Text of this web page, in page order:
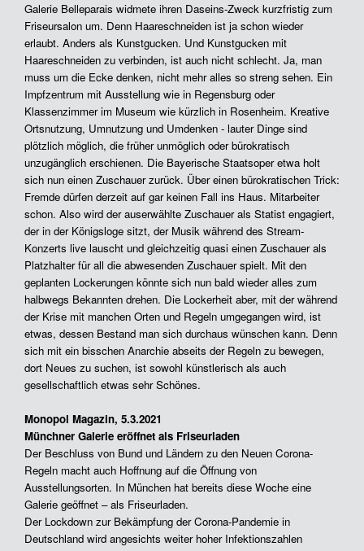
Galerie Belleparais widmete ihren Daseins-Zweck kurzfristig zum
Friseursalon um. Denn Haareschneiden ist ja schon wieder
erlaubt. Anders als Kunstgucken. Und Kunstgucken mit
Haareschneiden zu verbinden, ist auch nicht schlecht. Ja, man
muss um die Ecke denken, nicht mehr alles so streng sehen. Ein
Impfzentrum mit Ausstellung wie in Regensburg oder
Klassenzimmer im Museum wie kürzlich in Rosenheim. Kreative
Ortsnutzung, Umnutzung und Umdenken - lauter Dinge sind
plötzlich möglich, die früher unmöglich oder bürokratisch
unzugänglich erschienen. Die Bayerische Staatsoper etwa holt
sich nun einen Zuschauer zurück. Über einen bürokratischen Trick:
Fremde dürfen derzeit auf gar keinen Fall ins Haus. Mitarbeiter
schon. Also wird der auserwählte Zuschauer als Statist engagiert,
der in der Königsloge sitzt, der Musik während des Stream-
Konzerts live lauscht und gleichzeitig quasi einen Zuschauer als
Platzhalter für all die abwesenden Zuschauer spielt. Mit den
geplanten Lockerungen könnte sich nun bald wieder alles zum
halbwegs Bekannten drehen. Die Lockerheit aber, mit der während
der Krise mit manchen Orten und Regeln umgegangen wird, ist
etwas, dessen Bestand man sich durchaus wünschen kann. Denn
sich mit ein bisschen Anarchie abseits der Regeln zu bewegen,
dort Neues zu suchen, ist sowohl künstlerisch als auch
gesellschaftlich etwas sehr Schönes.
Monopol Magazin, 5.3.2021
Münchner Galerie eröffnet als Friseurladen
Der Beschluss von Bund und Ländern zu den Neuen Corona-
Regeln macht auch Hoffnung auf die Öffnung von
Ausstellungsorten. In München hat bereits diese Woche eine
Galerie geöffnet – als Friseurladen.
Der Lockdown zur Bekämpfung der Corona-Pandemie in
Deutschland wird angesichts weiter hoher Infektionszahlen